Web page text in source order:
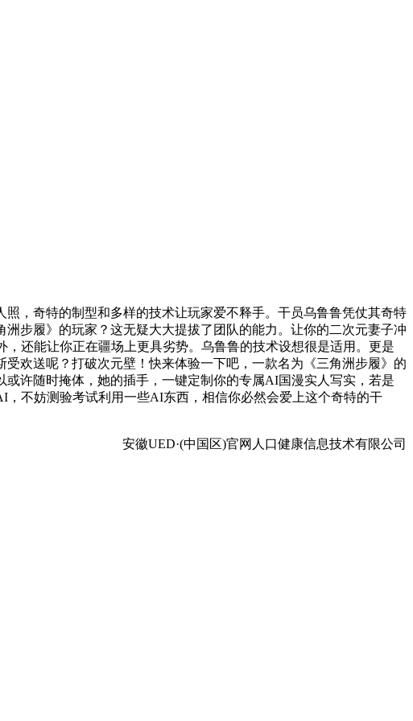
，奇特的制型和多样的技术让玩家爱不释手。干员乌鲁鲁凭仗其奇特
步履》的玩家？这无疑大大提拔了团队的能力。让你的二次元妻子冲
还能让你正在疆场上更具劣势。乌鲁鲁的技术设想很是适用。更是
欢送呢？打破次元壁！快来体验一下吧，一款名为《三角洲步履》的
许随时掩体，她的插手，一键定制你的专属AI国漫实人写实，若是
不妨测验考试利用一些AI东西，相信你必然会爱上这个奇特的干
安徽UED·(中国区)官网人口健康信息技术有限公司